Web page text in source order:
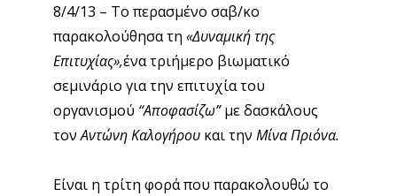
8/4/13 – Το περασμένο σαβ/κο
παρακολούθησα τη «Δυναμική της
Επιτυχίας»,ένα τριήμερο βιωματικό
σεμινάριο για την επιτυχία του
οργανισμού “Αποφασίζω”με δασκάλους
τονΑντώνη Καλογήρου και την Μίνα Πριόνα.
Είναι η τρίτη φορά που παρακολουθώ το